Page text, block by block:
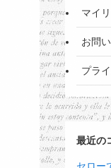
マイ
お問
プラ
最近の